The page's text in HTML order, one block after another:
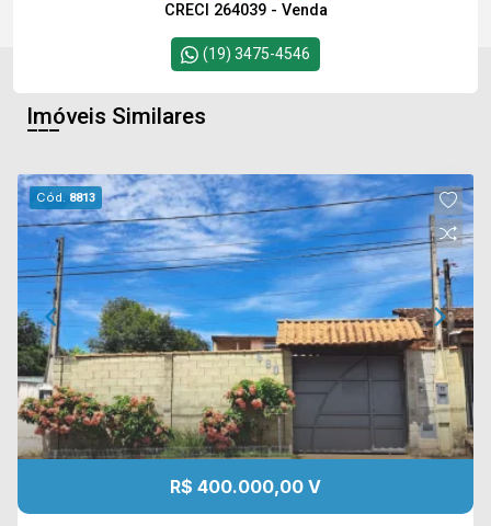
CRECI 264039 - Venda
(19) 3475-4546
Imóveis Similares
Cód. 8813
R$ 400.000,00 V